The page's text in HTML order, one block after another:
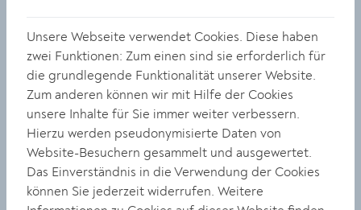
Führung. Termine: 10:00 und 14:00 Uhr. Um Anmeldung
wird ebenfalls gebeten:bestattung@krems.gv.at,
02732/801-630.
Info-Tag der Bestattung: Dienstag, 25. Oktober 2022,
9:00-18:00 Uhr, Wiener Straße 87
Donaubestattung – Info- & Gedenkfahrt:
Abfahrt: 11:00
Unsere Webseite verwendet Cookies. Diese haben
zwei Funktionen: Zum einen sind sie erforderlich für
die grundlegende Funktionalität unserer Website.
Zum anderen können wir mit Hilfe der Cookies
unsere Inhalte für Sie immer weiter verbessern.
Hierzu werden pseudonymisierte Daten von
Website-Besuchern gesammelt und ausgewertet.
Das Einverständnis in die Verwendung der Cookies
können Sie jederzeit widerrufen. Weitere